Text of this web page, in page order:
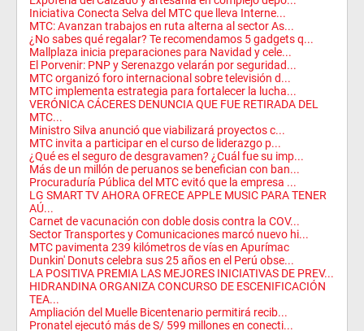
Iniciativa Conecta Selva del MTC que lleva Interne...
MTC: Avanzan trabajos en ruta alterna al sector As...
¿No sabes qué regalar? Te recomendamos 5 gadgets q...
Mallplaza inicia preparaciones para Navidad y cele...
El Porvenir: PNP y Serenazgo velarán por seguridad...
MTC organizó foro internacional sobre televisión d...
MTC implementa estrategia para fortalecer la lucha...
VERÓNICA CÁCERES DENUNCIA QUE FUE RETIRADA DEL
MTC...
Ministro Silva anunció que viabilizará proyectos c...
MTC invita a participar en el curso de liderazgo p...
¿Qué es el seguro de desgravamen? ¿Cuál fue su imp...
Más de un millón de peruanos se benefician con ban...
Procuraduría Pública del MTC evitó que la empresa ...
LG SMART TV AHORA OFRECE APPLE MUSIC PARA TENER
AÚ...
Carnet de vacunación con doble dosis contra la COV...
Sector Transportes y Comunicaciones marcó nuevo hi...
MTC pavimenta 239 kilómetros de vías en Apurímac
Dunkin' Donuts celebra sus 25 años en el Perú obse...
LA POSITIVA PREMIA LAS MEJORES INICIATIVAS DE PREV...
HIDRANDINA ORGANIZA CONCURSO DE ESCENIFICACIÓN
TEA...
Ampliación del Muelle Bicentenario permitirá recib...
Pronatel ejecutó más de S/ 599 millones en conecti...